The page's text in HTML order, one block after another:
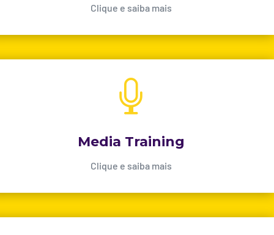
Clique e saiba mais

Media Training
Clique e saiba mais